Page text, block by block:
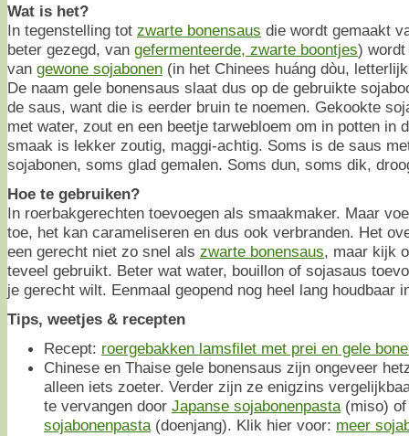
Wat is het?
In tegenstelling tot zwarte bonensaus die wordt gemaakt
beter gezegd, van gefermenteerde, zwarte boontjes) wordt
van gewone sojabonen (in het Chinees huáng dòu,
De naam gele bonensaus slaat dus op de gebruikte
de saus, want die is eerder bruin te noemen. Gekookte
met water, zout en een beetje tarwebloem om in potten in
smaak is lekker zoutig, maggi-achtig. Soms is de saus
sojabonen, soms glad gemalen. Soms dun, soms dik,
Hoe te gebruiken?
In roerbakgerechten toevoegen als smaakmaker. Maar
toe, het kan carameliseren en dus ook verbranden. Het
een gerecht niet zo snel als zwarte bonensaus, maar kijk
teveel gebruikt. Beter wat water, bouillon of sojasaus
je gerecht wilt. Eenmaal geopend nog heel lang houdbaar
Tips, weetjes & recepten
Recept: roergebakken lamsfilet met prei en gele
Chinese en Thaise gele bonensaus zijn ongeveer
alleen iets zoeter. Verder zijn ze enigzins
te vervangen door Japanse sojabonenpasta (miso)
sojabonenpasta (doenjang). Klik hier voor: meer